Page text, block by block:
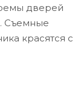
дверей
Съемные
красятся с